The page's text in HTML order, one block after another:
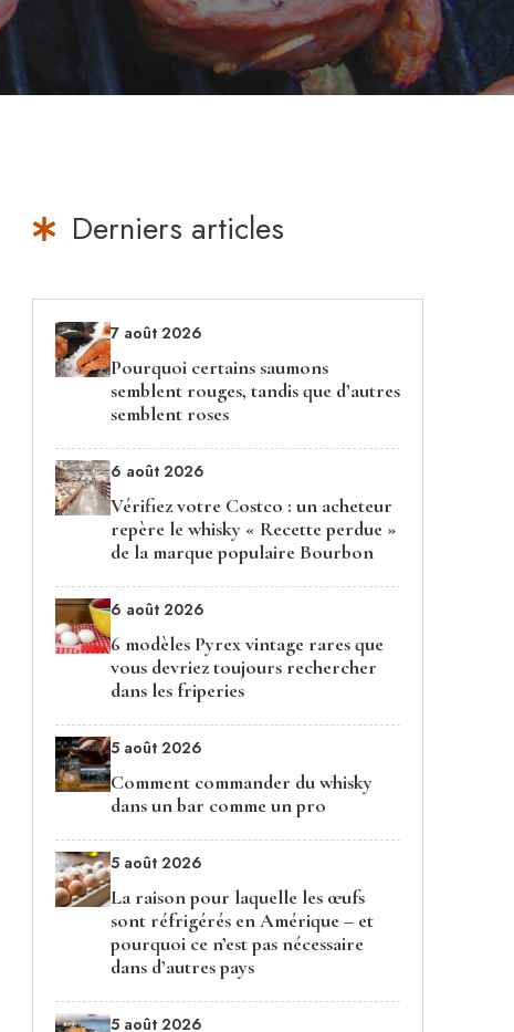
Derniers articles
7 août 2026
Pourquoi certains saumons
semblent rouges, tandis que d’autres
semblent roses
6 août 2026
Vérifiez votre Costco : un acheteur
repère le whisky « Recette perdue »
de la marque populaire Bourbon
6 août 2026
6 modèles Pyrex vintage rares que
vous devriez toujours rechercher
dans les friperies
5 août 2026
Comment commander du whisky
dans un bar comme un pro
5 août 2026
La raison pour laquelle les œufs
sont réfrigérés en Amérique – et
pourquoi ce n’est pas nécessaire
dans d’autres pays
5 août 2026